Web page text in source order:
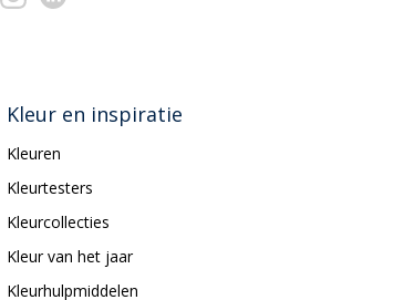
Kleur en inspiratie
Kleuren
Kleurtesters
Kleurcollecties
Kleur van het jaar
Kleurhulpmiddelen